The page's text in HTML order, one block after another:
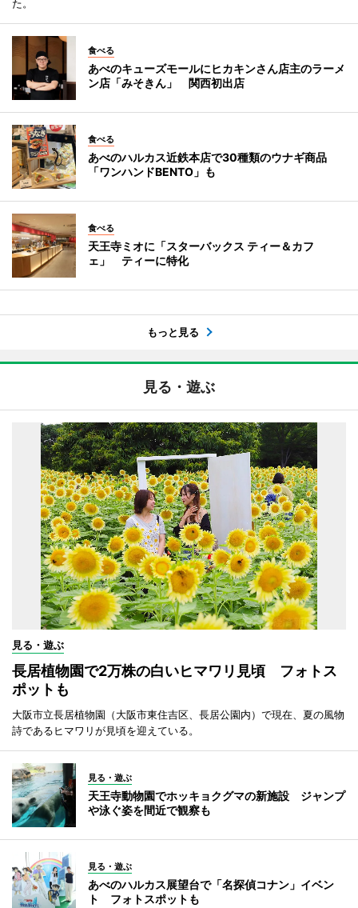
た。
食べる
あべのキューズモールにヒカキンさん店主のラーメ
ン店「みそきん」 関西初出店
食べる
あべのハルカス近鉄本店で30種類のウナギ商品
「ワンハンドBENTO」も
食べる
天王寺ミオに「スターバックス ティー＆カフ
ェ」 ティーに特化
もっと見る
見る・遊ぶ
見る・遊ぶ
長居植物園で2万株の白いヒマワリ見頃 フォトス
ポットも
大阪市立長居植物園（大阪市東住吉区、長居公園内）で現在、夏の風物
詩であるヒマワリが見頃を迎えている。
見る・遊ぶ
天王寺動物園でホッキョクグマの新施設 ジャンプ
や泳ぐ姿を間近で観察も
見る・遊ぶ
あべのハルカス展望台で「名探偵コナン」イベン
ト フォトスポットも